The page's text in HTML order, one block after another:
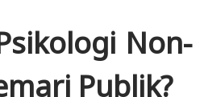
Non-
Publik?